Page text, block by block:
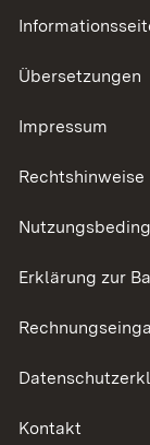
Übersetzungen
Impressum
Rechtshinweise
Erklärung zur
Kontakt